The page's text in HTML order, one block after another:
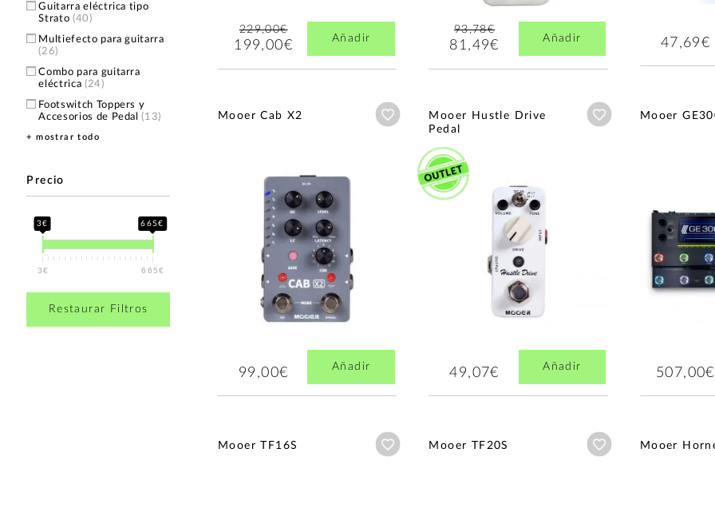
Guitarra eléctrica tipo
Strato (40)
Multiefecto para guitarra
(26)
Combo para guitarra
eléctrica (24)
Footswitch Toppers y
Accesorios de Pedal(13)
Guitarra eléctrica tipo
Pedales de Looper
(8)
Pedales Wah
+ mostrar todo
Precio
3€ 665€
3€ 665€
Restaurar Filtros
229,00€
199,00€ Añadir
93,78€
81,49€ Añadir 47,69€
Mooer Cab X2 Añadir a wishlist
99,00€ Añadir
Mooer Hustle Drive
Pedal
Añadir a wishlist
49,07€ Añadir
Mooer
507,00€
Mooer TF16S Añadir a wishlist
Mooer TF20S Añadir a wishlist
Mooer